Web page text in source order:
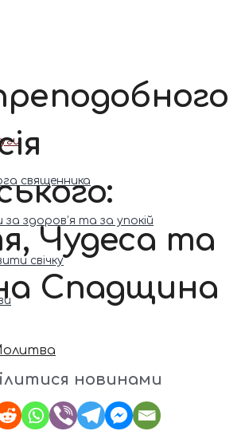
священника
за здоров’я та за упокій
свічку
Чудеса та
Спадщина
новинами